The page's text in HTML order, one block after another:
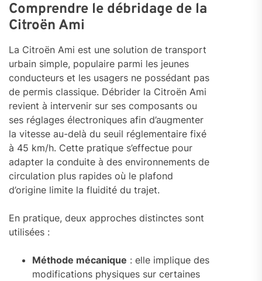
Comprendre le débridage de la
Citroën Ami
La Citroën Ami est une solution de transport
urbain simple, populaire parmi les jeunes
conducteurs et les usagers ne possédant pas
de permis classique. Débrider la Citroën Ami
revient à intervenir sur ses composants ou
ses réglages électroniques afin d’augmenter
la vitesse au-delà du seuil réglementaire fixé
à 45 km/h. Cette pratique s’effectue pour
adapter la conduite à des environnements de
circulation plus rapides où le plafond
d’origine limite la fluidité du trajet.
En pratique, deux approches distinctes sont
utilisées :
Méthode mécanique : elle implique des
modifications physiques sur certaines